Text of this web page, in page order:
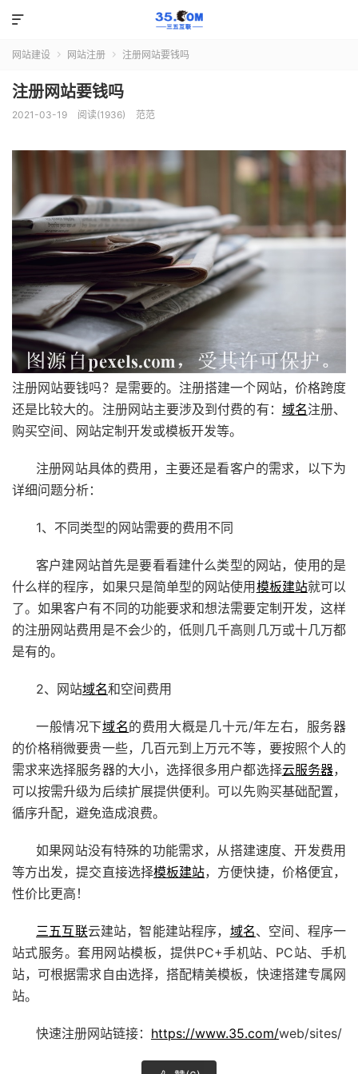

网站建设  网站注册  注册网站要钱吗
注册网站要钱吗
2021-03-19 阅读(1936) 范范
注册网站要钱吗？是需要的。注册搭建一个网站，价格跨度
还是比较大的。注册网站主要涉及到付费的有： 域名注册、
购买空间、网站定制开发或模板开发等。
注册网站具体的费用，主要还是看客户的需求，以下为
详细问题分析：
1、不同类型的网站需要的费用不同
客户建网站首先是要看看建什么类型的网站，使用的是
什么样的程序，如果只是简单型的网站使用模板建站就可以
了。如果客户有不同的功能要求和想法需要定制开发，这样
的注册网站费用是不会少的，低则几千高则几万或十几万都
是有的。
2、网站域名和空间费用
一般情况下域名的费用大概是几十元/年左右，服务器
的价格稍微要贵一些，几百元到上万元不等，要按照个人的
需求来选择服务器的大小，选择很多用户都选择云服务器，
可以按需升级为后续扩展提供便利。可以先购买基础配置，
循序升配，避免造成浪费。
如果网站没有特殊的功能需求，从搭建速度、开发费用
等方出发，提交直接选择模板建站，方便快捷，价格便宜，
性价比更高！
三五互联云建站，智能建站程序， 域名、空间、程序一
站式服务。套用网站模板，提供PC+手机站、PC站、手机
站，可根据需求自由选择，搭配精美模板，快速搭建专属网
站。
快速注册网站链接： https://www.35.com/web/sites/